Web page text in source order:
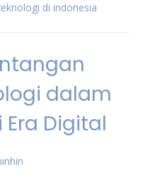
di indonesia
dalam
Digital